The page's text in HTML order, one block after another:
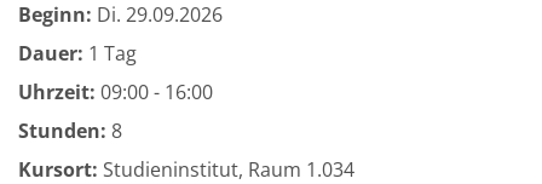
Beginn: Di. 29.09.2026
Dauer: 1 Tag
Uhrzeit: 09:00 - 16:00
Stunden: 8
Kursort: Studieninstitut, Raum 1.034